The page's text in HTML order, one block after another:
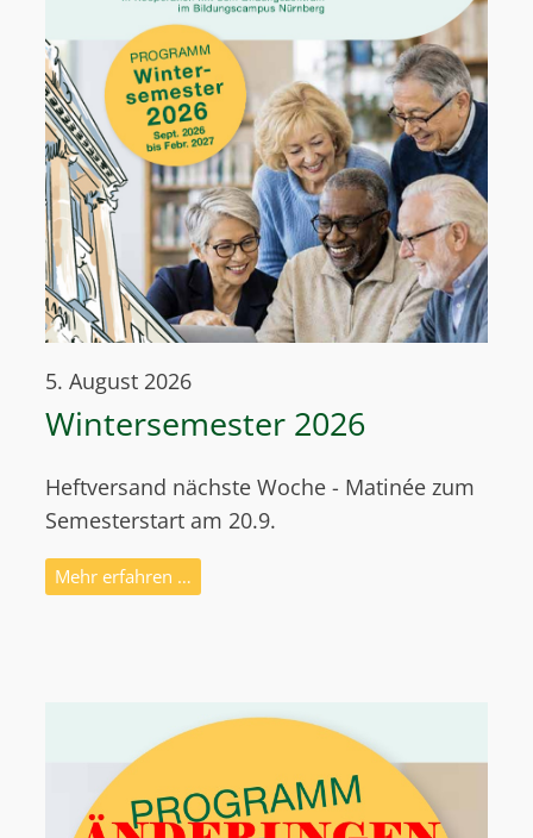
5. August 2026
Wintersemester 2026
Heftversand nächste Woche - Matinée zum
Semesterstart am 20.9.
Mehr erfahren …